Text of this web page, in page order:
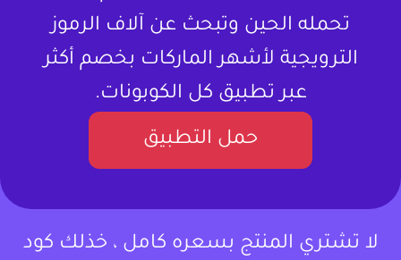
تحمله الحين وتبحث عن آلاف الرموز
الترويجية لأشهر الماركات بخصم أكثر
عبر تطبيق كل الكوبونات.
حمل التطبيق
لا تشتري المنتج بسعره كامل ، خذلك كود